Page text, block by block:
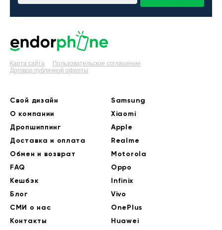
Карта сайта
Пользовательское соглашение
Договор публичной оферты
Свой дизайн
О компании
Дропшиппинг
Доставка и оплата
Обмен и возврат
FAQ
Кешбэк
Блог
СМИ о нас
Контакты
Samsung
Xiaomi
Apple
Realme
Motorola
Oppo
Infinix
Vivo
OnePlus
Huawei